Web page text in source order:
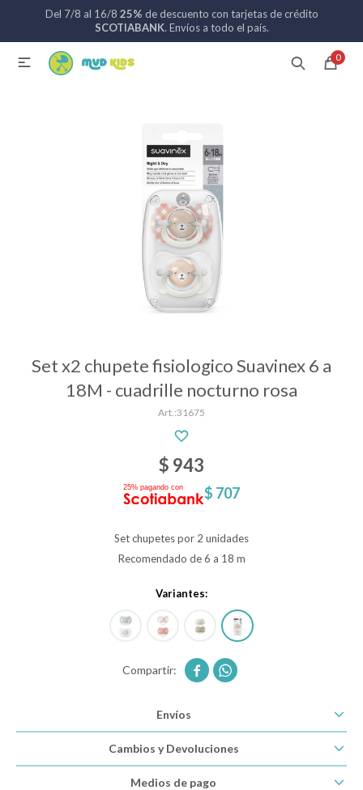
Del 7/8 al 16/8 25% de descuento con tarjetas de crédito
SCOTIABANK. Envíos a todo el país.
0

Set x2 chupete fisiologico Suavinex 6 a
18M - cuadrille nocturno rosa
31675
$ 943
$ 707
Set chupetes por 2 unidades
Recomendado de 6 a 18 m
Variantes:
 
Envíos
Cambios y Devoluciones
Medios de pago
MI CUENTA
Catálogo Nuevos ingresos
Alimentación